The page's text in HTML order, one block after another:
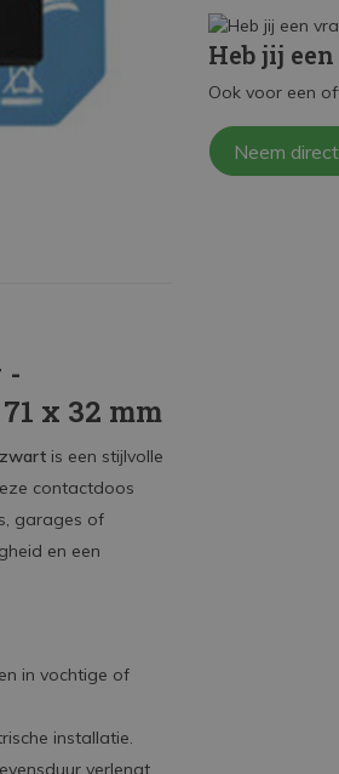
-
x 32 mm
is een stijlvolle
contactdoos
garages of
en een
in vochtige of
installatie.
verlengt.
Heb jij
Ook voor een
Neem